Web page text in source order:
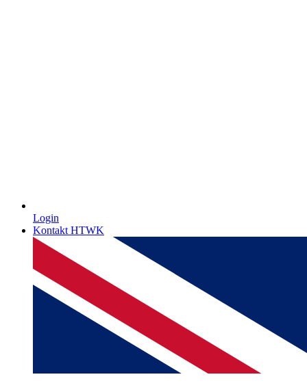
Login
Kontakt HTWK